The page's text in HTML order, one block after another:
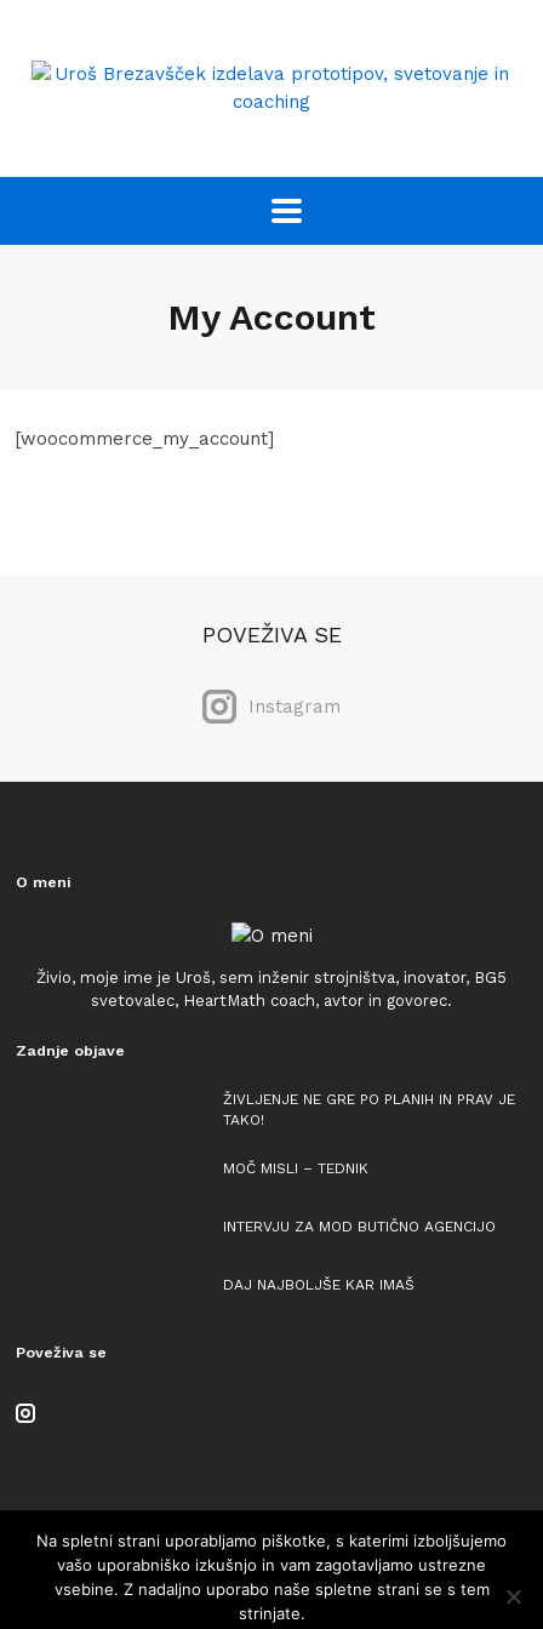
My Account
[woocommerce_my_account]
POVEŽIVA SE
Instagram
O meni
Živio, moje ime je Uroš, sem inženir strojništva, inovator, BG5
svetovalec, HeartMath coach, avtor in govorec.
Zadnje objave
ŽIVLJENJE NE GRE PO PLANIH IN PRAV JE
TAKO!
MOČ MISLI – TEDNIK
INTERVJU ZA MOD BUTIČNO AGENCIJO
DAJ NAJBOLJŠE KAR IMAŠ
Poveživa se
© Copyright 2018 All Rights Reserved.
Na spletni strani uporabljamo piškotke, s katerimi izboljšujemo
vašo uporabniško izkušnjo in vam zagotavljamo ustrezne
vsebine. Z nadaljno uporabo naše spletne strani se s tem
strinjate.